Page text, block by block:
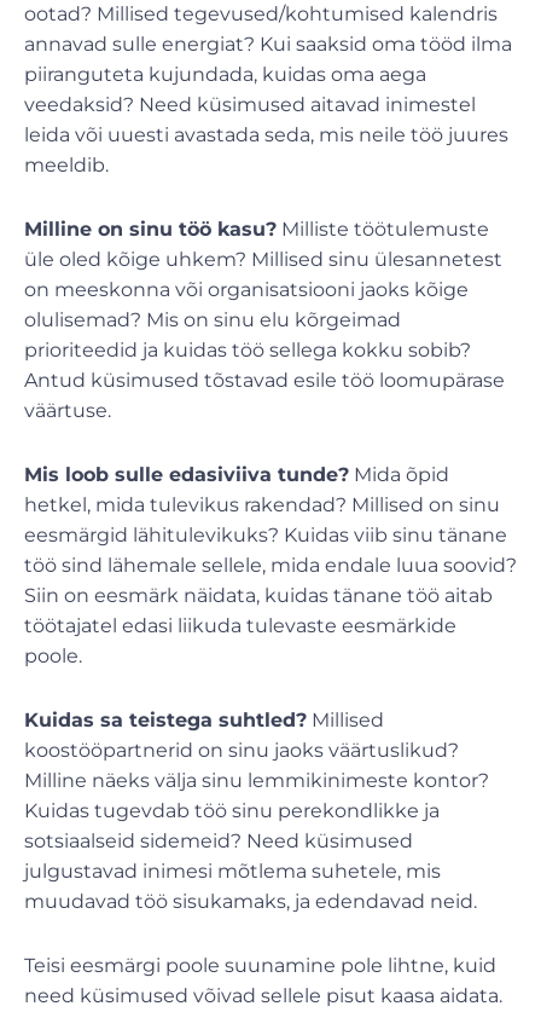
ootad? Millised tegevused/kohtumised kalendris
annavad sulle energiat? Kui saaksid oma tööd ilma
piiranguteta kujundada, kuidas oma aega
veedaksid? Need küsimused aitavad inimestel
leida või uuesti avastada seda, mis neile töö juures
meeldib.
Milline on sinu töö kasu? Milliste töötulemuste
üle oled kõige uhkem? Millised sinu ülesannetest
on meeskonna või organisatsiooni jaoks kõige
olulisemad? Mis on sinu elu kõrgeimad
prioriteedid ja kuidas töö sellega kokku sobib?
Antud küsimused tõstavad esile töö loomupärase
väärtuse.
Mis loob sulle edasiviiva tunde? Mida õpid
hetkel, mida tulevikus rakendad? Millised on sinu
eesmärgid lähitulevikuks? Kuidas viib sinu tänane
töö sind lähemale sellele, mida endale luua soovid?
Siin on eesmärk näidata, kuidas tänane töö aitab
töötajatel edasi liikuda tulevaste eesmärkide
poole.
Kuidas sa teistega suhtled? Millised
koostööpartnerid on sinu jaoks väärtuslikud?
Milline näeks välja sinu lemmikinimeste kontor?
Kuidas tugevdab töö sinu perekondlikke ja
sotsiaalseid sidemeid? Need küsimused
julgustavad inimesi mõtlema suhetele, mis
muudavad töö sisukamaks, ja edendavad neid.
Teisi eesmärgi poole suunamine pole lihtne, kuid
need küsimused võivad sellele pisut kaasa aidata.